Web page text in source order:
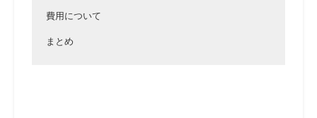
費用について
まとめ